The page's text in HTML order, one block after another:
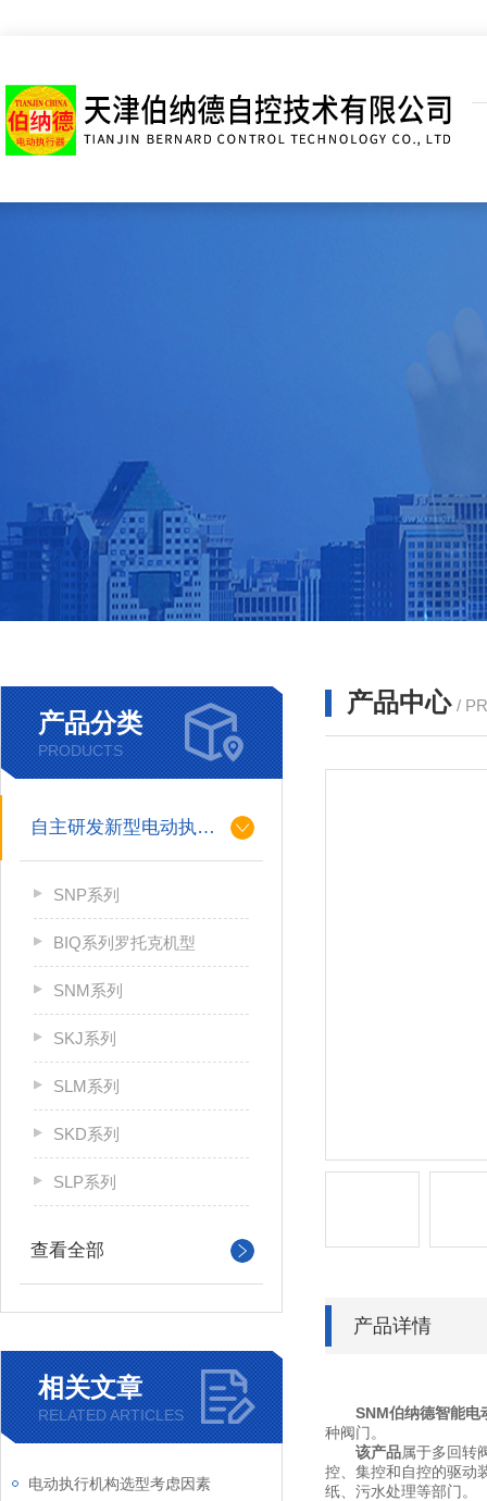
产品分类
PRODUCTS
自主研发新型电动执行机构
SNP系列
BIQ系列罗托克机型
SNM系列
SKJ系列
SLM系列
SKD系列
SLP系列
查看全部
相关文章
RELATED ARTICLES
电动执行机构选型考虑因素
产品中心 /
产品详情
SNM伯纳德智能电
种阀门。
该产品属于多回转
控、集控和自控的驱动
纸、污水处理等部门。